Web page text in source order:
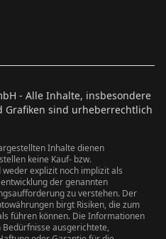
- Alle Inhalte, insbesondere
Grafiken sind urheberrechtlich
Inhalte dienen
keine Kauf- bzw.
explizit noch implizit als
der genannten
zu verstehen. Der
birgt Risiken, die zum
führen können. Die Informationen
ausgerichtete,